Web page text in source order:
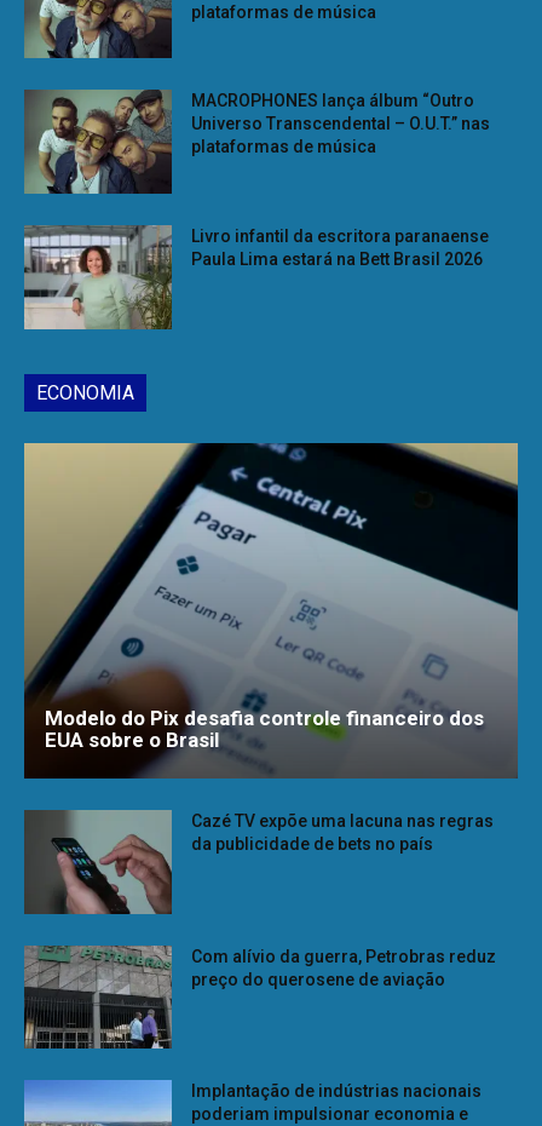
plataformas de música
MACROPHONES lança álbum “Outro
Universo Transcendental – O.U.T.” nas
plataformas de música
Livro infantil da escritora paranaense
Paula Lima estará na Bett Brasil 2026
ECONOMIA
Modelo do Pix desafia controle financeiro dos
EUA sobre o Brasil
Cazé TV expõe uma lacuna nas regras
da publicidade de bets no país
Com alívio da guerra, Petrobras reduz
preço do querosene de aviação
Implantação de indústrias nacionais
poderiam impulsionar economia e